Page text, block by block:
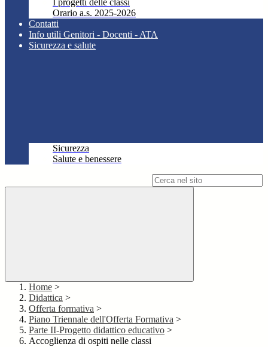
I progetti delle classi
Orario a.s. 2025-2026
Contatti
Info utili Genitori - Docenti - ATA
Sicurezza e salute
Sicurezza
Salute e benessere
Home >
Didattica >
Offerta formativa >
Piano Triennale dell'Offerta Formativa >
Parte II-Progetto didattico educativo >
Accoglienza di ospiti nelle classi